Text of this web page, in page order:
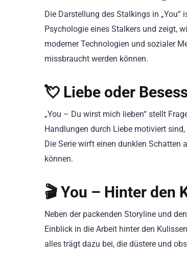
Die Darstellung des Stalkings in
Psychologie eines Stalkers und zeigt,
moderner Technologien und sozialer
missbraucht werden können.
💘 Liebe oder
„You – Du wirst mich lieben“ stellt
Handlungen durch Liebe motiviert
Die Serie wirft einen dunklen Schatten
können.
🎬 You – Hinter den
Neben der packenden Storyline und
Einblick in die Arbeit hinter den
alles trägt dazu bei, die düstere und